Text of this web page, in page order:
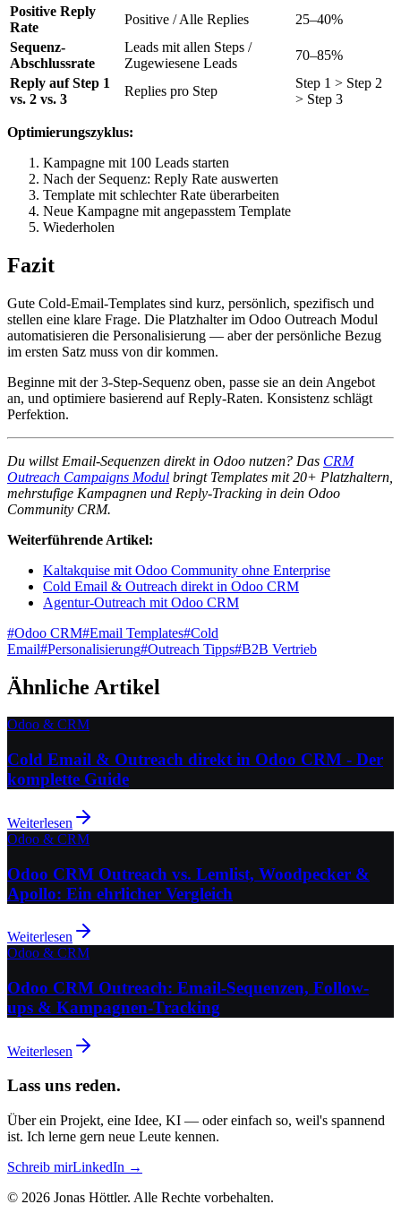
Positive Reply
Rate
Positive / Alle Replies
25–40%
Sequenz-
Abschlussrate
Leads mit allen Steps /
Zugewiesene Leads
70–85%
Reply auf Step 1
vs. 2 vs. 3
Replies pro Step
Step 1 > Step 2
> Step 3
Optimierungszyklus:
Kampagne mit 100 Leads starten
Nach der Sequenz: Reply Rate auswerten
Template mit schlechter Rate überarbeiten
Neue Kampagne mit angepasstem Template
Wiederholen
Fazit
Gute Cold-Email-Templates sind kurz, persönlich, spezifisch und
stellen eine klare Frage. Die Platzhalter im Odoo Outreach Modul
automatisieren die Personalisierung — aber der persönliche Bezug
im ersten Satz muss von dir kommen.
Beginne mit der 3-Step-Sequenz oben, passe sie an dein Angebot
an, und optimiere basierend auf Reply-Raten. Konsistenz schlägt
Perfektion.
Du willst Email-Sequenzen direkt in Odoo nutzen? Das CRM
Outreach Campaigns Modul bringt Templates mit 20+ Platzhaltern,
mehrstufige Kampagnen und Reply-Tracking in dein Odoo
Community CRM.
Weiterführende Artikel:
Kaltakquise mit Odoo Community ohne Enterprise
Cold Email & Outreach direkt in Odoo CRM
Agentur-Outreach mit Odoo CRM
#Odoo CRM#Email Templates#Cold
Email#Personalisierung#Outreach Tipps#B2B Vertrieb
Ähnliche Artikel
Odoo & CRM
Cold Email & Outreach direkt in Odoo CRM - Der
komplette Guide
Weiterlesen
Odoo & CRM
Odoo CRM Outreach vs. Lemlist, Woodpecker &
Apollo: Ein ehrlicher Vergleich
Weiterlesen
Odoo & CRM
Odoo CRM Outreach: Email-Sequenzen, Follow-
ups & Kampagnen-Tracking
Weiterlesen
Lass uns reden.
Über ein Projekt, eine Idee, KI — oder einfach so, weil's spannend
ist. Ich lerne gern neue Leute kennen.
Schreib mirLinkedIn →
© 2026 Jonas Höttler. Alle Rechte vorbehalten.